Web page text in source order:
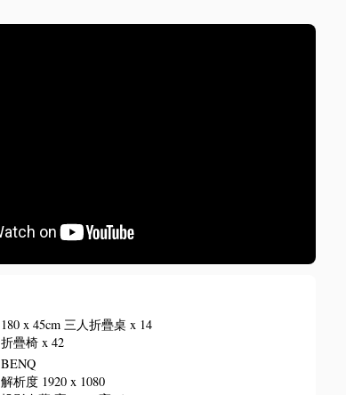
180 x 45cm 三人折疊桌 x 14
折疊椅 x 42
BENQ
解析度 1920 x 1080